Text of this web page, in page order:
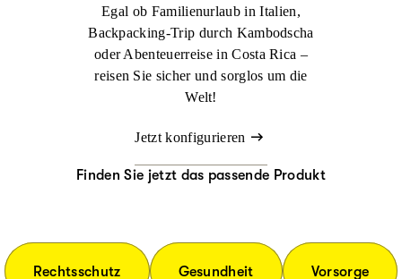
Egal ob Familienurlaub in Italien,
Backpacking-Trip durch Kambodscha
oder Abenteuerreise in Costa Rica –
reisen Sie sicher und sorglos um die
Welt!
Jetzt konfigurieren
Finden Sie jetzt das passende Produkt
Rechtsschutz Gesundheit Vorsorge